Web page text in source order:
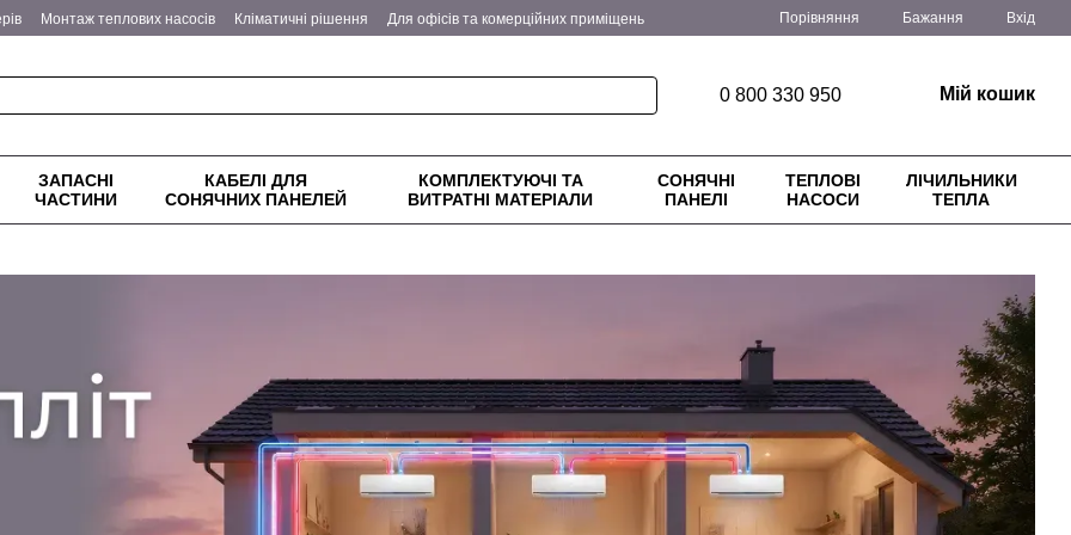
Монтаж теплових насосів Кліматичні рішення
Для офісів та комерційних приміщень
Порівняння Бажання Вхід
0 800 330 950 Мій кошик
ЗАПАСНІ
ЧАСТИНИ
КАБЕЛІ ДЛЯ
СОНЯЧНИХ ПАНЕЛЕЙ
КОМПЛЕКТУЮЧІ ТА
ВИТРАТНІ МАТЕРІАЛИ
СОНЯЧНІ
ПАНЕЛІ
ТЕПЛОВІ
НАСОСИ
ЛІЧИЛЬНИКИ
ТЕПЛА